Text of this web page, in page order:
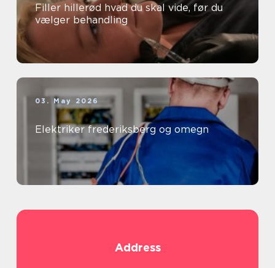
Filler hillerød hvad du skal vide, før du
vælger behandling
03. May 2026
Elektriker frederiksberg og omegn
Address